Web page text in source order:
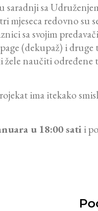
sa
redovno su
sa svojim
(dekupaž) i druge
naučiti
ima itekako
u 18:00 sati i